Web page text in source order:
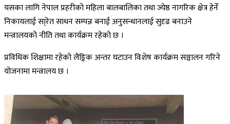
यसका लागि नेपाल प्रहरीको महिला बालबालिका तथा ज्येष्ठ नागरिक क्षेत्र हेर्ने
निकायलाई सा्रेत साधन सम्पन्न बनाई अनुसन्धानलाई सुदृढ बनाउने
मन्त्रालयको नीति तथा कार्यक्रम रहेको छ ।
प्रविधिक शिक्षामा रहेको लैङ्गिक अन्तर घटाउन विशेष कार्यक्रम सञ्चालन गरिने
योजनामा मन्त्रालय छ ।